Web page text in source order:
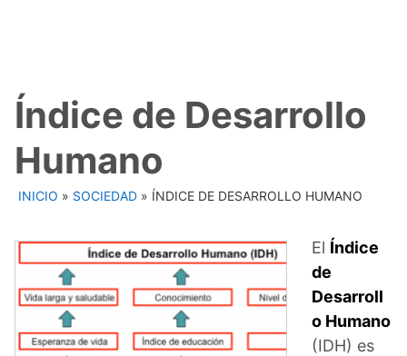
Índice de Desarrollo
Humano
INICIO » SOCIEDAD » ÍNDICE DE DESARROLLO HUMANO
El Índice
de
Desarroll
o Humano
(IDH) es